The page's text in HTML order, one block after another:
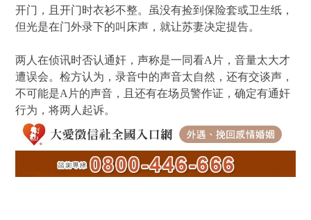
开门，且开门时衣衫不整。虽没有捡到保险套或卫生纸，
但光是在门外录下的叫床声，就让苏妻决定提告。
两人在侦讯时否认通奸，声称是一同看A片，音量太大才
遭误会。检方认为，录音中的声音太自然，还有交谈声，
不可能是A片的声音，且还有在场员警作证，确定有通奸
行为，将两人起诉。